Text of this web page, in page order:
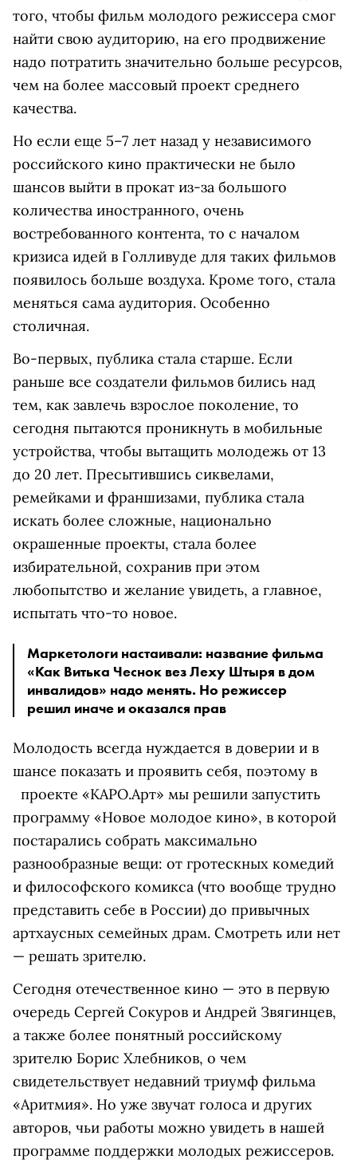
того, чтобы фильм молодого режиссера смог
найти свою аудиторию, на его продвижение
надо потратить значительно больше ресурсов,
чем на более массовый проект среднего
качества.
Но если еще 5–7 лет назад у независимого
российского кино практически не было
шансов выйти в прокат из-за большого
количества иностранного, очень
востребованного контента, то с началом
кризиса идей в Голливуде для таких фильмов
появилось больше воздуха. Кроме того, стала
меняться сама аудитория. Особенно
столичная.
Во-первых, публика стала старше. Если
раньше все создатели фильмов бились над
тем, как завлечь взрослое поколение, то
сегодня пытаются проникнуть в мобильные
устройства, чтобы вытащить молодежь от 13
до 20 лет. Пресытившись сиквелами,
ремейками и франшизами, публика стала
искать более сложные, национально
окрашенные проекты, стала более
избирательной, сохранив при этом
любопытство и желание увидеть, а главное,
испытать что-то новое.
Маркетологи настаивали: название фильма
«Как Витька Чеснок вез Леху Штыря в дом
инвалидов» надо менять. Но режиссер
решил иначе и оказался прав
Молодость всегда нуждается в доверии и в
шансе показать и проявить себя, поэтому в
проекте «КАРО.Арт» мы решили запустить
программу «Новое молодое кино», в которой
постарались собрать максимально
разнообразные вещи: от гротескных комедий
и философского комикса (что вообще трудно
представить себе в России) до привычных
артхаусных семейных драм. Смотреть или нет
— решать зрителю.
Сегодня отечественное кино — это в первую
очередь Сергей Сокуров и Андрей Звягинцев,
а также более понятный российскому
зрителю Борис Хлебников, о чем
свидетельствует недавний триумф фильма
«Аритмия». Но уже звучат голоса и других
авторов, чьи работы можно увидеть в нашей
программе поддержки молодых режиссеров.